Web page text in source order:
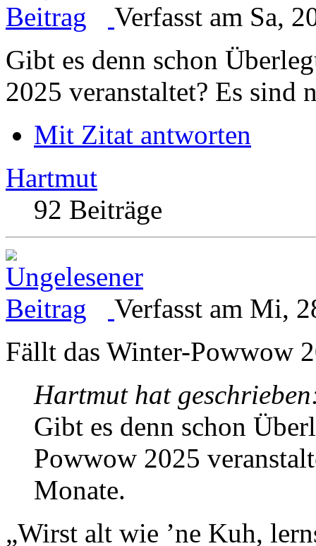
Verfasst am Sa,
Gibt es denn schon
2025 veranstaltet? Es sind
Mit Zitat antworten
Hartmut
92 Beiträge
Verfasst am Mi,
Fällt das Winter-Powwow
Hartmut hat
Gibt es denn schon
Powwow 2025
Monate.
„Wirst alt wie ’ne Kuh,